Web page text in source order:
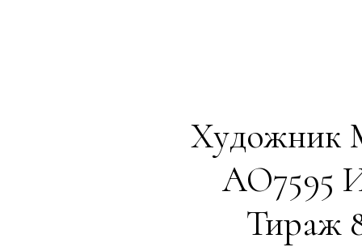
Художник
АО7595
Тираж